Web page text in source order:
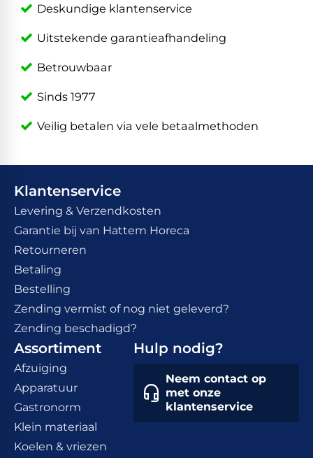
Deskundige klantenservice
Uitstekende garantieafhandeling
Betrouwbaar
Sinds 1977
Veilig betalen via vele betaalmethoden
Klantenservice
Levering & Verzendkosten
Garantie bij van Hattem Horeca
Retourneren
Betaling
Bestelling
Zending vermist of nog niet geleverd?
Zending beschadigd?
Assortiment
Afzuiging
Apparatuur
Gastronorm
Klein materiaal
Koelen & vriezen
Hulp nodig?
Neem contact op
met onze
klantenservice